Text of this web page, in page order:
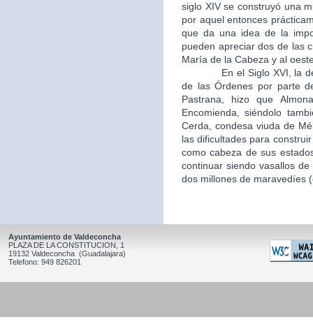
siglo XIV se construyó una
por aquel entonces
que da una idea de la
pueden apreciar dos de las
María de la Cabeza y al
En el Siglo XVI, la
de las Órdenes por parte
Pastrana, hizo que
Encomienda, siéndolo
Cerda, condesa viuda de
las dificultades para
como cabeza de sus
continuar siendo vasallos
dos millones de maravedíes
Ayuntamiento de Valdeconcha
PLAZA DE LA CONSTITUCION, 1
19132 Valdeconcha (Guadalajara)
Telefono: 949 826201